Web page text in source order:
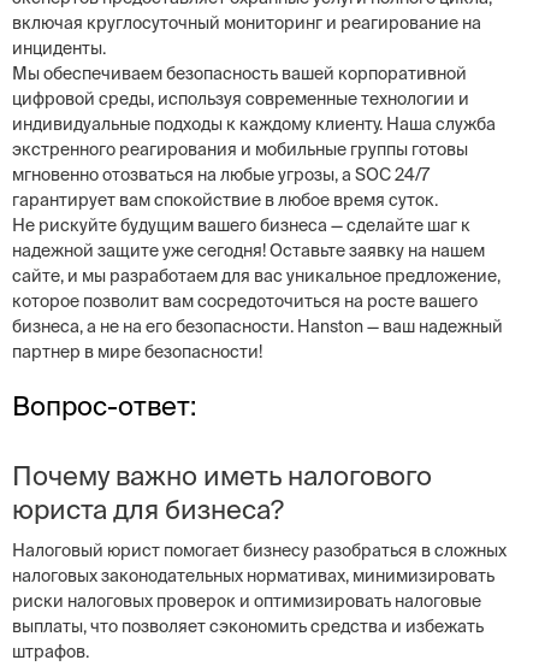
включая круглосуточный мониторинг и реагирование на
инциденты.
Мы обеспечиваем безопасность вашей корпоративной
цифровой среды, используя современные технологии и
индивидуальные подходы к каждому клиенту. Наша служба
экстренного реагирования и мобильные группы готовы
мгновенно отозваться на любые угрозы, а SOC 24/7
гарантирует вам спокойствие в любое время суток.
Не рискуйте будущим вашего бизнеса — сделайте шаг к
надежной защите уже сегодня! Оставьте заявку на нашем
сайте, и мы разработаем для вас уникальное предложение,
которое позволит вам сосредоточиться на росте вашего
бизнеса, а не на его безопасности. Hanston — ваш надежный
партнер в мире безопасности!
Вопрос-ответ:
Почему важно иметь налогового
юриста для бизнеса?
Налоговый юрист помогает бизнесу разобраться в сложных
налоговых законодательных нормативах, минимизировать
риски налоговых проверок и оптимизировать налоговые
выплаты, что позволяет сэкономить средства и избежать
штрафов.